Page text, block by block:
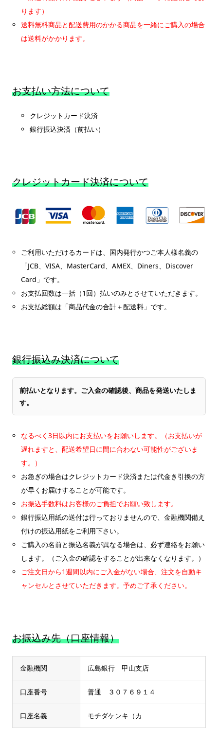
ります）
送料無料商品と配送費用のかかる商品を一緒にご購入の場合
は送料がかかります。
お支払い方法について
クレジットカード決済
銀行振込決済（前払い）
クレジットカード決済について
ご利用いただけるカードは、国内発行かつご本人様名義の
「JCB、VISA、MasterCard、AMEX、Diners、Discover
Card」です。
お支払回数は一括（1回）払いのみとさせていただきます。
お支払総額は「商品代金の合計＋配送料」です。
銀行振込み決済について
前払いとなります。ご入金の確認後、商品を発送いたしま
す。
なるべく3日以内にお支払いをお願いします。（お支払いが
遅れますと、配送希望日に間に合わない可能性がございま
す。）
お急ぎの場合はクレジットカード決済または代金き引換の方
が早くお届けすることが可能です。
お振込手数料はお客様のご負担でお願い致します。
銀行振込用紙の送付は行っておりませんので、金融機関備え
付けの振込用紙をご利用下さい。
ご購入の名前と振込名義が異なる場合は、必ず連絡をお願い
します。（ご入金の確認をすることが出来なくなります。）
ご注文日から1週間以内にご入金がない場合、注文を自動キ
ャンセルとさせていただきます。予めご了承ください。
お振込み先（口座情報）
金融機関 広島銀行 甲山支店
口座番号 普通 ３０７６９１４
口座名義 モチダケンキ（カ